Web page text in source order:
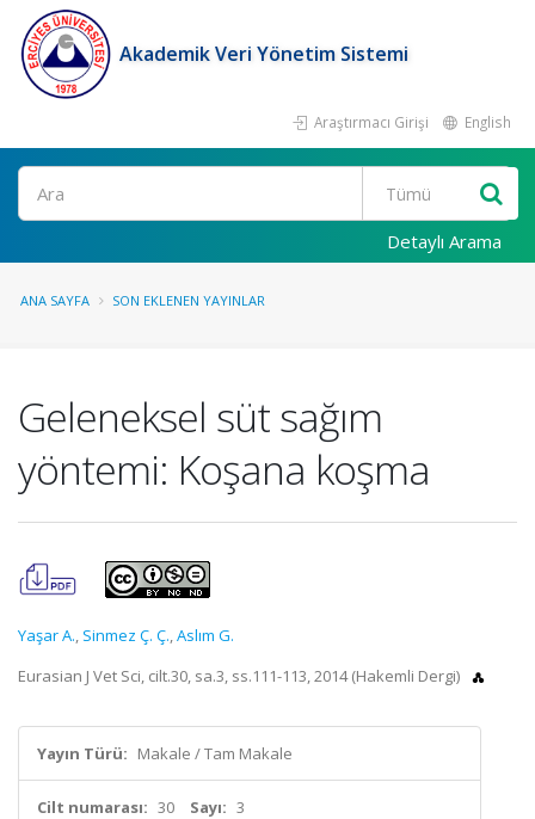
Akademik Veri Yönetim Sistemi
Araştırmacı Girişi English
Ara
Detaylı Arama
ANA SAYFA SON EKLENEN YAYINLAR
Geleneksel süt sağım
yöntemi: Koşana koşma
Yaşar A., Sinmez Ç. Ç.,Aslım G.
Eurasian J Vet Sci, cilt.30, sa.3, ss.111-113, 2014 (Hakemli Dergi)
Yayın Türü: Makale / Tam Makale
Cilt numarası: 30 Sayı: 3